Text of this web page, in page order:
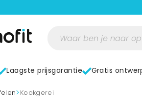
Laagste prijsgarantie Gratis
> Kookgerei